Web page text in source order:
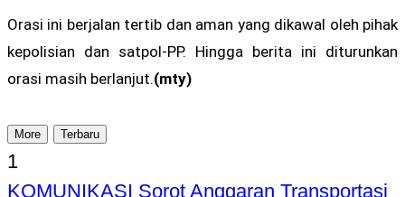
Orasi ini berjalan tertib dan aman yang dikawal oleh pihak
kepolisian dan satpol-PP. Hingga berita ini diturunkan
orasi masih berlanjut.(mty)
More Terbaru
1
KOMUNIKASI Sorot Anggaran Transportasi